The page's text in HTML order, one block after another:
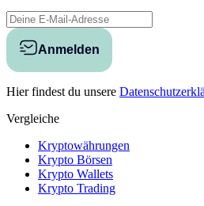
Anmelden
Hier findest du unsere
Vergleiche
Kryptowährungen
Krypto Börsen
Krypto Wallets
Krypto Trading